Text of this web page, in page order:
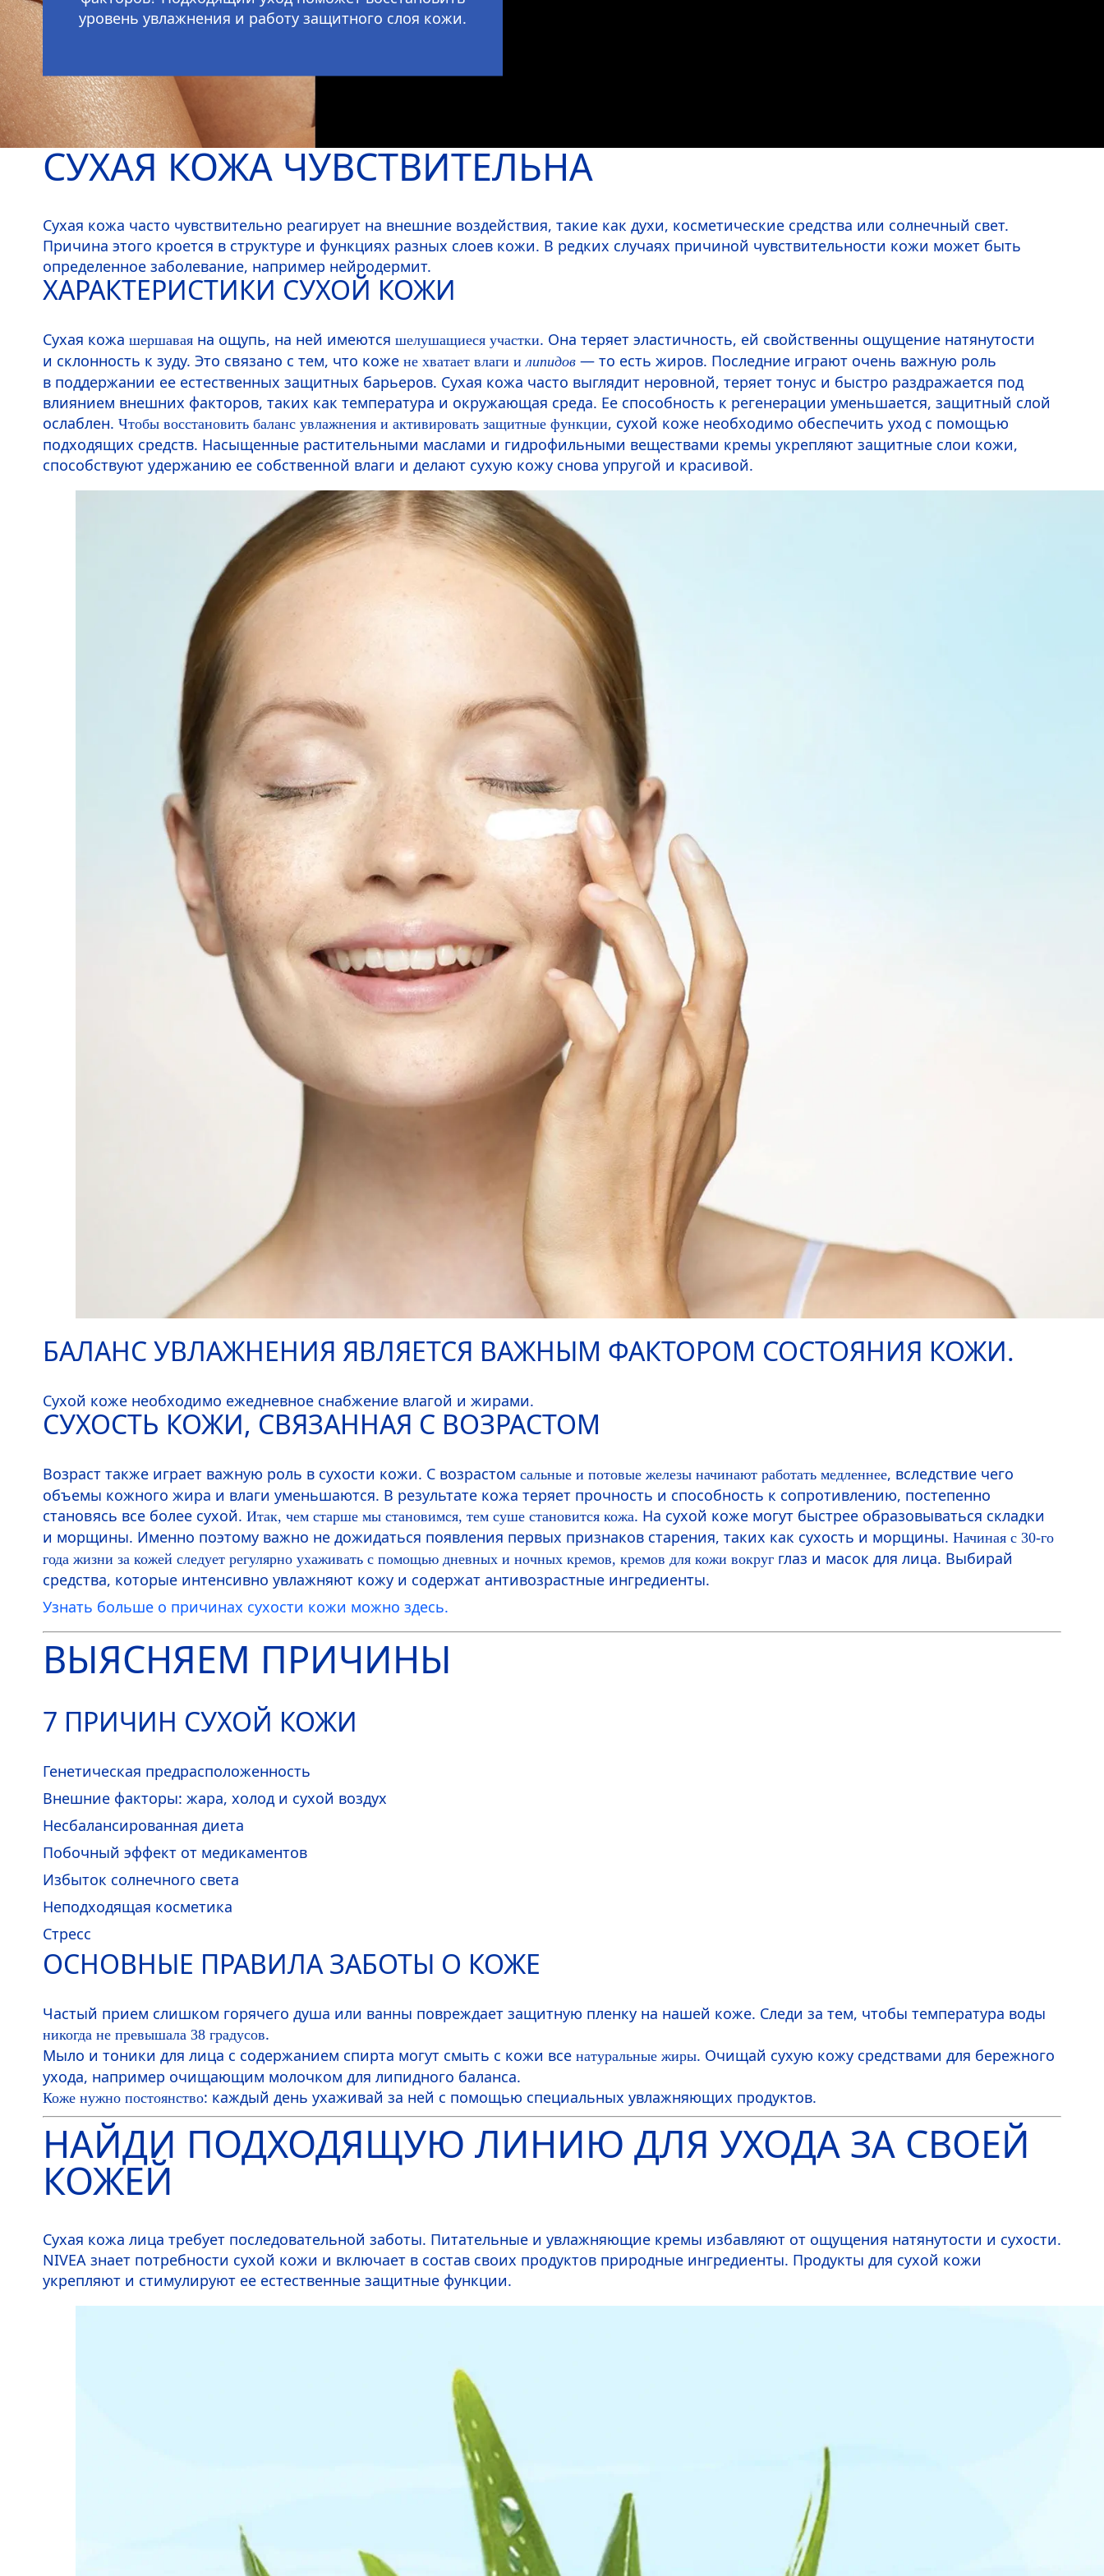
уровень увлажнения и работу защитного слоя кожи.
СУХАЯ КОЖА ЧУВСТВИТЕЛЬНА
Сухая кожа часто чувствительно реагирует на внешние воздействия, такие как духи, косметические средства или солнечный свет.
Причина этого кроется в структуре и функциях разных слоев кожи. В редких случаях причиной чувствительности кожи может быть
определенное заболевание, например нейродермит.
ХАРАКТЕРИСТИКИ СУХОЙ КОЖИ
Сухая кожа шершавая на ощупь, на ней имеются шелушащиеся участки. Она теряет эластичность, ей свойственны ощущение натянутости
и склонность к зуду. Это связано с тем, что коже не хватает влаги илипидов — то есть жиров. Последние играют очень важную роль
в поддержании ее естественных защитных барьеров. Сухая кожа часто выглядит неровной, теряет тонус и быстро раздражается под
влиянием внешних факторов, таких как температура и окружающая среда. Ее способность к регенерации уменьшается, защитный слой
ослаблен. Чтобы восстановить баланс увлажнения и активировать защитные функции, сухой коже необходимо обеспечить уход с помощью
подходящих средств. Насыщенные растительными маслами и гидрофильными веществами кремы укрепляют защитные слои кожи,
способствуют удержанию ее собственной влаги и делают сухую кожу снова упругой и красивой.
БАЛАНС УВЛАЖНЕНИЯ ЯВЛЯЕТСЯ ВАЖНЫМ ФАКТОРОМ СОСТОЯНИЯ КОЖИ.
Сухой коже необходимо ежедневное снабжение влагой и жирами.
СУХОСТЬ КОЖИ, СВЯЗАННАЯ С ВОЗРАСТОМ
Возраст также играет важную роль в сухости кожи. С возрастом сальные и потовые железы начинают работать медленнее, вследствие чего
объемы кожного жира и влаги уменьшаются. В результате кожа теряет прочность и способность к сопротивлению, постепенно
становясь все более сухой. Итак, чем старше мы становимся, тем суше становится кожа. На сухой коже могут быстрее образовываться складки
и морщины. Именно поэтому важно не дожидаться появления первых признаков старения, таких как сухость и морщины. Начиная с 30-го
года жизни за кожей следует регулярно ухаживать с помощью дневных и ночных кремов, кремов для кожи вокруг глаз и масок для лица. Выбирай
средства, которые интенсивно увлажняют кожу и содержат антивозрастные ингредиенты.
Узнать больше о причинах сухости кожи можно здесь.
ВЫЯСНЯЕМ ПРИЧИНЫ
7 ПРИЧИН СУХОЙ КОЖИ
Генетическая предрасположенность
Внешние факторы: жара, холод и сухой воздух
Несбалансированная диета
Побочный эффект от медикаментов
Избыток солнечного света
Неподходящая косметика
Стресс
ОСНОВНЫЕ ПРАВИЛА ЗАБОТЫ О КОЖЕ
Частый прием слишком горячего душа или ванны повреждает защитную пленку на нашей коже. Следи за тем, чтобы температура воды
никогда не превышала 38 градусов.
Мыло и тоники для лица с содержанием спирта могут смыть с кожи все натуральные жиры. Очищай сухую кожу средствами для бережного
ухода, например очищающим молочком для липидного баланса.
Коже нужно постоянство: каждый день ухаживай за ней с помощью специальных увлажняющих продуктов.
НАЙДИ ПОДХОДЯЩУЮ ЛИНИЮ ДЛЯ УХОДА ЗА СВОЕЙ
КОЖЕЙ
Сухая кожа лица требует последовательной заботы. Питательные и увлажняющие кремы избавляют от ощущения натянутости и сухости.
NIVEA знает потребности сухой кожи и включает в состав своих продуктов природные ингредиенты. Продукты для сухой кожи
укрепляют и стимулируют ее естественные защитные функции.